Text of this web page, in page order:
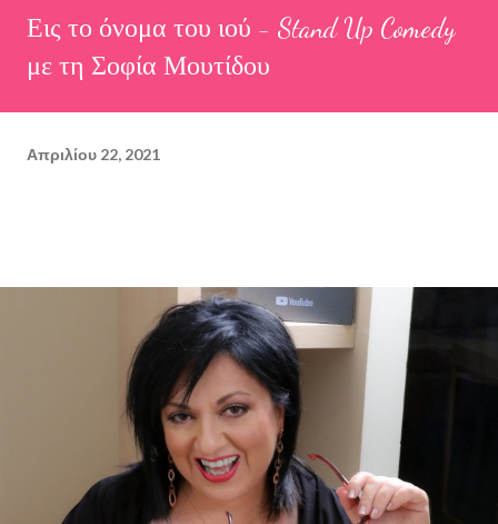
Εις το όνομα του ιού - Stand Up Comedy
με τη Σοφία Μουτίδου
Απριλίου 22, 2021